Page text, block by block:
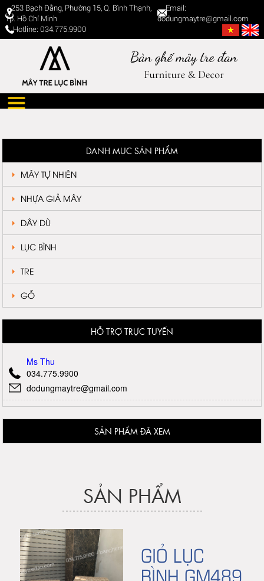
253 Bạch Đằng, Phường 15, Q. Bình Thạnh,
Tp. Hồ Chí Minh
Email:
dodungmaytre@gmail.com
Hotline: 034.775.9900
DANH MỤC SẢN PHẨM
MÂY TỰ NHIÊN
NHỰA GIẢ MÂY
DÂY DÙ
LỤC BÌNH
TRE
GỖ
HỖ TRỢ TRỰC TUYẾN
Ms Thu
034.775.9900
dodungmaytre@gmail.com
SẢN PHẨM ĐÃ XEM
SẢN PHẨM
GIỎ LỤC
BÌNH GM489